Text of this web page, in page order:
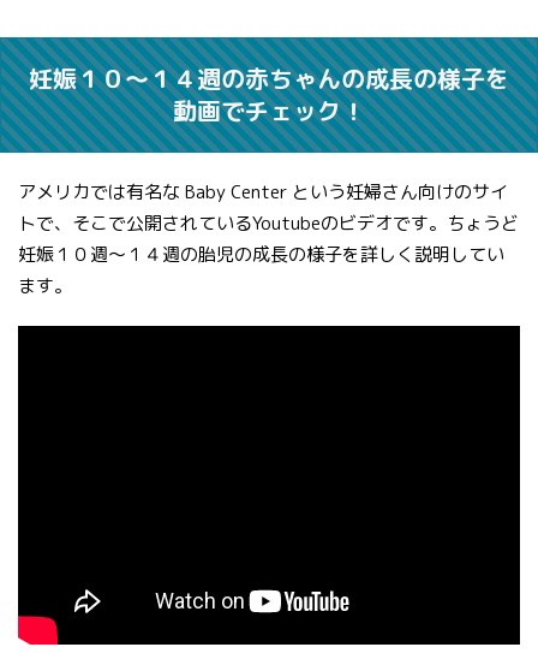
妊娠１０〜１４週の赤ちゃんの成長の様子を
動画でチェック！
アメリカでは有名な Baby Center という妊婦さん向けのサイ
トで、そこで公開されているYoutubeのビデオです。ちょうど
妊娠１０週〜１４週の胎児の成長の様子を詳しく説明してい
ます。